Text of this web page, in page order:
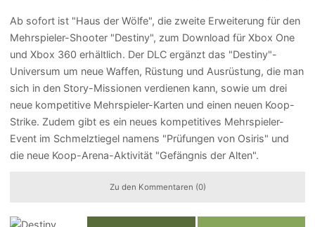
Ab sofort ist "Haus der Wölfe", die zweite Erweiterung für den
Mehrspieler-Shooter "Destiny", zum Download für Xbox One
und Xbox 360 erhältlich. Der DLC ergänzt das "Destiny"-
Universum um neue Waffen, Rüstung und Ausrüstung, die man
sich in den Story-Missionen verdienen kann, sowie um drei
neue kompetitive Mehrspieler-Karten und einen neuen Koop-
Strike. Zudem gibt es ein neues kompetitives Mehrspieler-
Event im Schmelztiegel namens "Prüfungen von Osiris" und
die neue Koop-Arena-Aktivität "Gefängnis der Alten".
Zu den Kommentaren (0)